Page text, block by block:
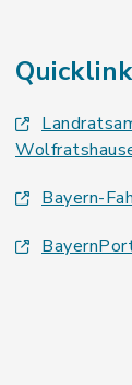
Bayern-